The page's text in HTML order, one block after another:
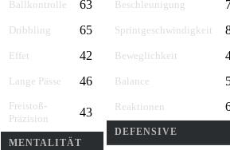
Ballkontrolle 63
Dribbling 65
Effet 42
Lange Pässe 46
Freistoß-
Präzision
43
MENTALITÄT
Beschleunigung
Sprintgeschwindigkeit
Beweglichkeit
Balance
Reaktionen
DEFENSIVE